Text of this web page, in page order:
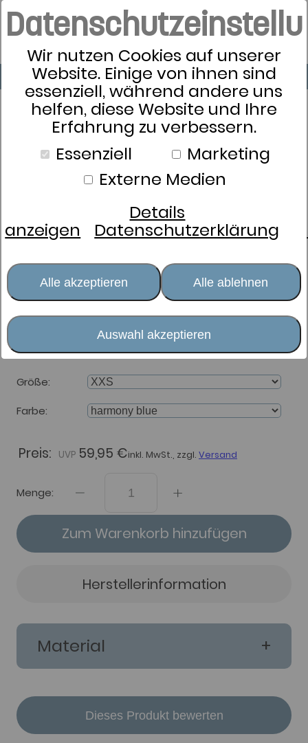
Wir nutzen Cookies auf unserer
Website. Einige von ihnen sind
essenziell, während andere uns
helfen, diese Website und Ihre
Erfahrung zu verbessern.
Essenziell
Marketing
Externe Medien
Details
anzeigen Datenschutzerklärung
Alle akzeptieren Alle ablehnen
Auswahl akzeptieren
Shirt kurzarm Damen Calida
Größe
Farbe
Preis: 59,95 €inkl. MwSt., zzgl. Versand
Menge:
Zum Warenkorb hinzufügen
Herstellerinformation
Material
Dieses Produkt bewerten